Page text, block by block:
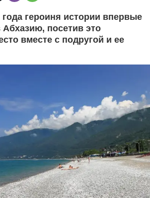
года героиня истории впервые
Абхазию, посетив это
вместе с подругой и ее